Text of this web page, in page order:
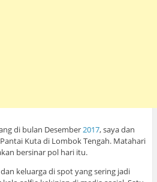
di bulan Desember2017, saya dan
Kuta di Lombok Tengah. Matahari
bersinar pol hari itu.
keluarga di spot yang sering jadi